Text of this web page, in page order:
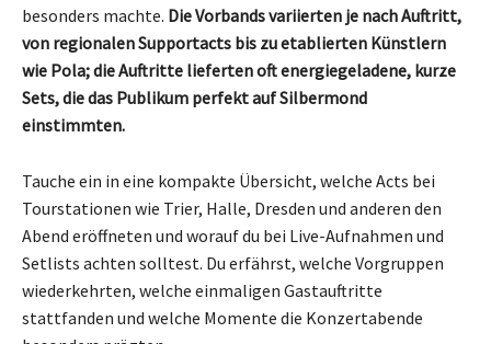
besonders machte. Die Vorbands variierten je nach Auftritt,
von regionalen Supportacts bis zu etablierten Künstlern
wie Pola; die Auftritte lieferten oft energiegeladene, kurze
Sets, die das Publikum perfekt auf Silbermond
einstimmten.
Tauche ein in eine kompakte Übersicht, welche Acts bei
Tourstationen wie Trier, Halle, Dresden und anderen den
Abend eröffneten und worauf du bei Live-Aufnahmen und
Setlists achten solltest. Du erfährst, welche Vorgruppen
wiederkehrten, welche einmaligen Gastauftritte
stattfanden und welche Momente die Konzertabende